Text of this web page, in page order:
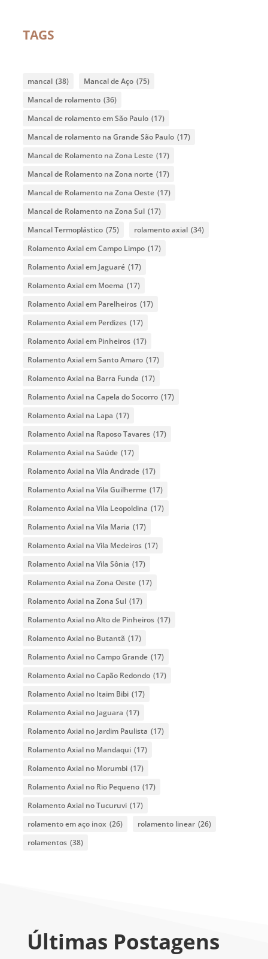
TAGS
mancal (38) Mancal de Aço (75)
Mancal de rolamento (36)
Mancal de rolamento em São Paulo (17)
Mancal de rolamento na Grande São Paulo (17)
Mancal de Rolamento na Zona Leste (17)
Mancal de Rolamento na Zona norte (17)
Mancal de Rolamento na Zona Oeste (17)
Mancal de Rolamento na Zona Sul (17)
Mancal Termoplástico (75) rolamento axial (34)
Rolamento Axial em Campo Limpo (17)
Rolamento Axial em Jaguaré (17)
Rolamento Axial em Moema (17)
Rolamento Axial em Parelheiros (17)
Rolamento Axial em Perdizes (17)
Rolamento Axial em Pinheiros (17)
Rolamento Axial em Santo Amaro (17)
Rolamento Axial na Barra Funda (17)
Rolamento Axial na Capela do Socorro (17)
Rolamento Axial na Lapa (17)
Rolamento Axial na Raposo Tavares (17)
Rolamento Axial na Saúde (17)
Rolamento Axial na Vila Andrade (17)
Rolamento Axial na Vila Guilherme (17)
Rolamento Axial na Vila Leopoldina (17)
Rolamento Axial na Vila Maria (17)
Rolamento Axial na Vila Medeiros (17)
Rolamento Axial na Vila Sônia (17)
Rolamento Axial na Zona Oeste (17)
Rolamento Axial na Zona Sul (17)
Rolamento Axial no Alto de Pinheiros (17)
Rolamento Axial no Butantã (17)
Rolamento Axial no Campo Grande (17)
Rolamento Axial no Capão Redondo (17)
Rolamento Axial no Itaim Bibi (17)
Rolamento Axial no Jaguara (17)
Rolamento Axial no Jardim Paulista (17)
Rolamento Axial no Mandaqui (17)
Rolamento Axial no Morumbi (17)
Rolamento Axial no Rio Pequeno (17)
Rolamento Axial no Tucuruvi (17)
rolamento em aço inox (26) rolamento linear (26)
rolamentos (38)
Últimas Postagens